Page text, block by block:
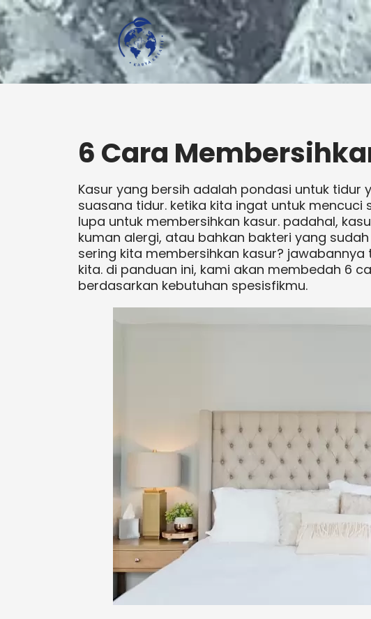
6 Cara
Kasur yang bersih adalah pondasi untuk tidur
suasana tidur. ketika kita ingat untuk mencuci
lupa untuk membersihkan kasur. padahal,
kuman alergi, atau bahkan bakteri yang
sering kita membersihkan kasur?
kita. di panduan ini, kami akan membedah 6
berdasarkan kebutuhan spesisfikmu.